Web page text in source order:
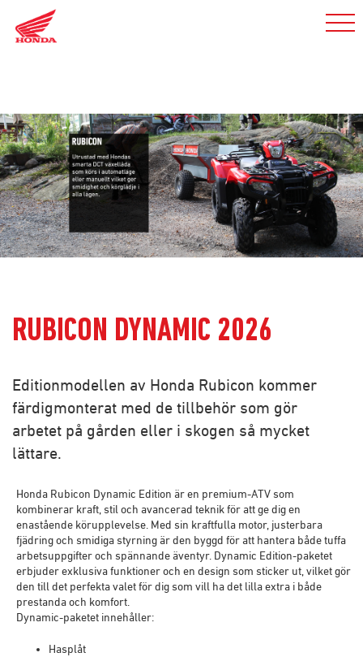
RUBICON DYNAMIC 2026
Editionmodellen av Honda Rubicon kommer
färdigmonterat med de tillbehör som gör
arbetet på gården eller i skogen så mycket
lättare.
Honda Rubicon Dynamic Edition är en premium-ATV som
kombinerar kraft, stil och avancerad teknik för att ge dig en
enastående körupplevelse. Med sin kraftfulla motor, justerbara
fjädring och smidiga styrning är den byggd för att hantera både tuffa
arbetsuppgifter och spännande äventyr. Dynamic Edition-paketet
erbjuder exklusiva funktioner och en design som sticker ut, vilket gör
den till det perfekta valet för dig som vill ha det lilla extra i både
prestanda och komfort.
Dynamic-paketet innehåller:
Hasplåt